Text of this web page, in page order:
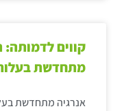
קווים לדמותה:
מתחדשת
אנרגיה מתחדשת